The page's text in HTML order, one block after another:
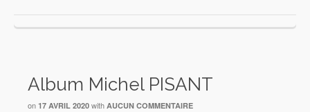
Album Michel PISANT
on 17 AVRIL 2020 with AUCUN COMMENTAIRE